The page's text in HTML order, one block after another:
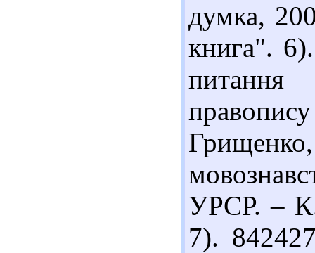
думка,
книга".
питання
УРСР. –
7).